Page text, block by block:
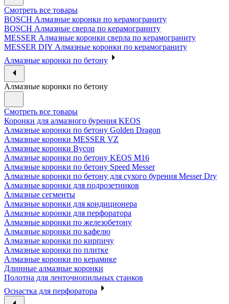
Смотреть все товары
BOSCH Алмазные коронки по керамограниту
BOSCH Алмазные сверла по керамограниту
MESSER Алмазные коронки сверла по керамограниту
MESSER DIY Алмазные коронки по керамограниту
Алмазные коронки по бетону
Алмазные коронки по бетону
Смотреть все товары
Коронки для алмазного бурения KEOS
Алмазные коронки по бетону Golden Dragon
Алмазные коронки MESSER VZ
Алмазные коронки Bycon
Алмазные коронки по бетону KEOS M16
Алмазные коронки по бетону Speed Messer
Алмазные коронки по бетону для сухого бурения Messer Dry
Алмазные коронки для подрозетников
Алмазные сегменты
Алмазные коронки для кондиционера
Алмазные коронки для перфоратора
Алмазные коронки по железобетону
Алмазные коронки по кафелю
Алмазные коронки по кирпичу
Алмазные коронки по плитке
Алмазные коронки по керамике
Длинные алмазные коронки
Полотна для ленточнопильных станков
Оснастка для перфоратора